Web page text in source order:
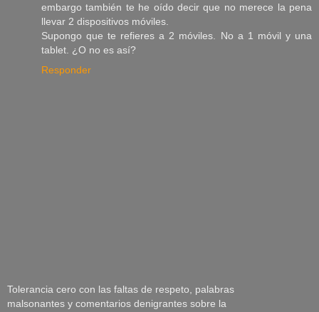
embargo también te he oído decir que no merece la pena
llevar 2 dispositivos móviles.
Supongo que te refieres a 2 móviles. No a 1 móvil y una
tablet. ¿O no es así?
Responder
Tolerancia cero con las faltas de respeto, palabras
malsonantes y comentarios denigrantes sobre la